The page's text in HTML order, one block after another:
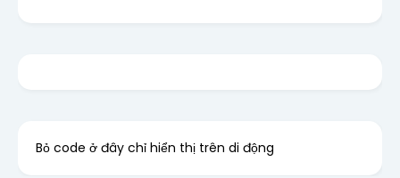
Bỏ code ở đây chỉ hiển thị trên di động